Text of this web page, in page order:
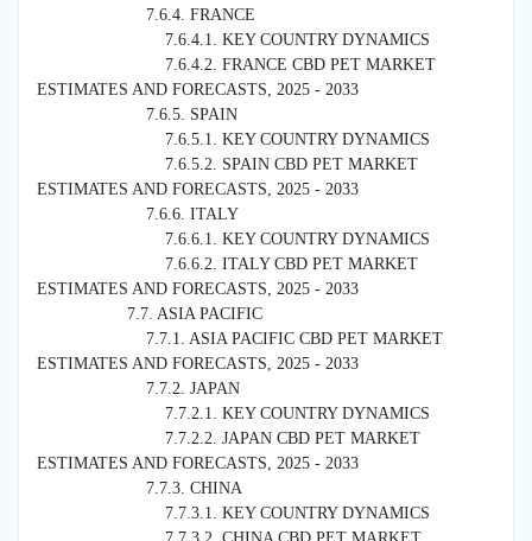
7.6.4. FRANCE
7.6.4.1. KEY COUNTRY DYNAMICS
7.6.4.2. FRANCE CBD PET MARKET
ESTIMATES AND FORECASTS, 2025 - 2033
7.6.5. SPAIN
7.6.5.1. KEY COUNTRY DYNAMICS
7.6.5.2. SPAIN CBD PET MARKET
ESTIMATES AND FORECASTS, 2025 - 2033
7.6.6. ITALY
7.6.6.1. KEY COUNTRY DYNAMICS
7.6.6.2. ITALY CBD PET MARKET
ESTIMATES AND FORECASTS, 2025 - 2033
7.7. ASIA PACIFIC
7.7.1. ASIA PACIFIC CBD PET MARKET
ESTIMATES AND FORECASTS, 2025 - 2033
7.7.2. JAPAN
7.7.2.1. KEY COUNTRY DYNAMICS
7.7.2.2. JAPAN CBD PET MARKET
ESTIMATES AND FORECASTS, 2025 - 2033
7.7.3. CHINA
7.7.3.1. KEY COUNTRY DYNAMICS